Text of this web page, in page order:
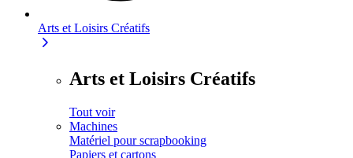
Arts et Loisirs Créatifs
Arts et Loisirs Créatifs
Tout voir
Machines
Matériel pour scrapbooking
Papiers et cartons